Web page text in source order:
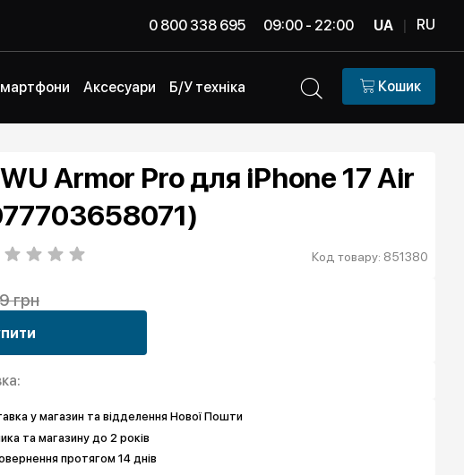
0 800 338 695 09:00 - 22:00 UA | RU
Аксесуари Б/У техніка Кошик
Armor Pro для iPhone 17 Air
Код товару: 851380
грн
у магазин та відделення Нової Пошти
та магазину до 2 років
протягом 14 днів